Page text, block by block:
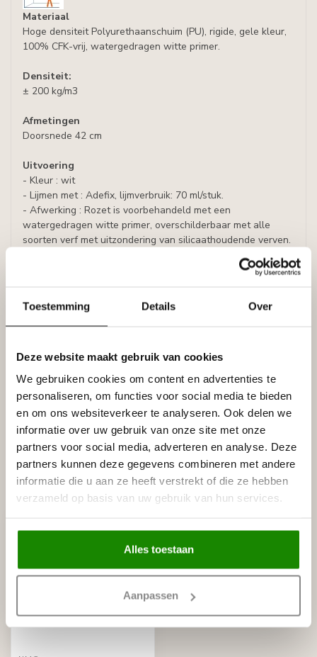
Toestemming Details Over
Deze website maakt gebruik van cookies
We gebruiken cookies om content en advertenties te
personaliseren, om functies voor social media te bieden
en om ons websiteverkeer te analyseren. Ook delen we
informatie over uw gebruik van onze site met onze
partners voor social media, adverteren en analyse. Deze
partners kunnen deze gegevens combineren met andere
informatie die u aan ze heeft verstrekt of die ze hebben
verzameld op basis van uw gebruik van hun services.
Alles toestaan
Aanpassen
Materiaal
Hoge densiteit Polyurethaanschuim (PU), rigide, gele kleur,
100% CFK-vrij, watergedragen witte primer.
Densiteit:
± 200 kg/m3
Afmetingen
Doorsnede 42 cm
Uitvoering
- Kleur : wit
- Lijmen met : Adefix, lijmverbruik: 70 ml/stuk.
- Afwerking : Rozet is voorbehandeld met een
watergedragen witte primer, overschilderbaar met alle
soorten verf met uitzondering van silicaathoudende verven.
Reviews
Tags
Gerelateerde producten
NMC
NMC Adefix lijmkoker 310 ml
Op voorraad
€8,95
Recent bekeken